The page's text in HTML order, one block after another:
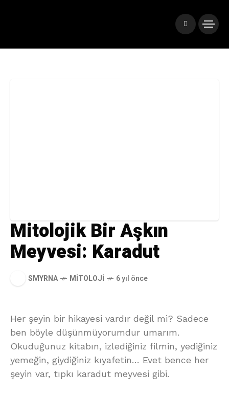
Mitolojik Bir Aşkın
Meyvesi: Karadut
SMYRNA MITOLOJI 6 yıl önce
Her şeyin bir hikayesi vardır değil mi? Sadece
ben böyle düşünmüyorumdur umarım.
Okuduğunuz kitabın, izlediğiniz filmin, yediğiniz
yemeğin, giydiğiniz kıyafetin… Evet bence her
şeyin var, tıpkı karadut meyvesi gibi.